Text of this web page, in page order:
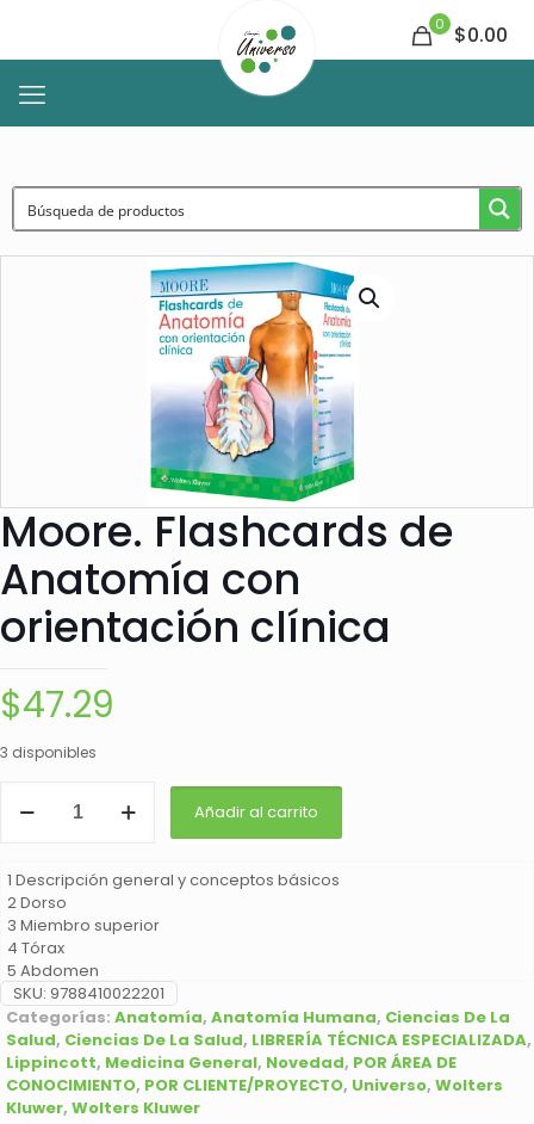
0 $0.00
Moore. Flashcards de
Anatomía con
orientación clínica
$47.29
3 disponibles
Flashcards
con
orientación
clínica
cantidad
Añadir al carrito
1 Descripción general y conceptos básicos
2 Dorso
3 Miembro superior
4 Tórax
5 Abdomen
6 Pelvis y periné
7 Miembro inferior
8 Cabeza
9 Cuello
10 Resumen de los nervios craneales
SKU: 9788410022201
Categorías: Anatomía, Anatomía Humana, Ciencias De La
Salud, Ciencias De La Salud, LIBRERÍA TÉCNICA ESPECIALIZADA,
Lippincott, Medicina General, Novedad, POR ÁREA DE
CONOCIMIENTO, POR CLIENTE/PROYECTO, Universo, Wolters
Kluwer, Wolters Kluwer